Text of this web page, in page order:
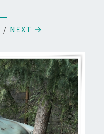
/ NEXT →